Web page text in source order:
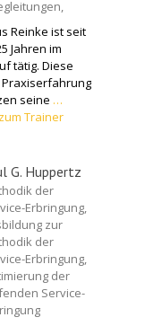
Reinke ist seit
Jahren im
tätig. Diese
seine …
Trainer
G. Huppertz
der
Erbringung,
zur
der
Erbringung,
der
Service-